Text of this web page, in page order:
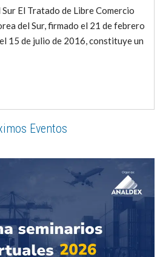
El Tratado de Libre Comercio
del Sur, firmado el 21 de febrero
15 de julio de 2016, constituye un
Eventos